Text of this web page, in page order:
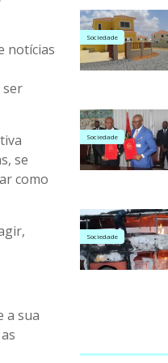
notícias
ser
se
como
a sua
Sociedade
Sociedade
Sociedade